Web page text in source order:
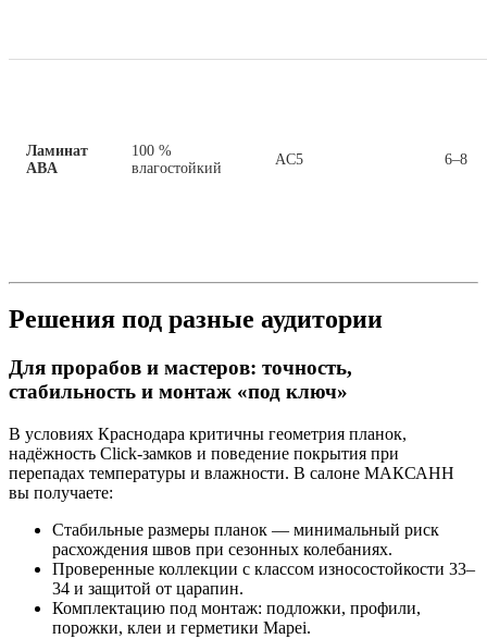
Ламинат
ABA
100 %
влагостойкий
AC5 6–8
Решения под разные аудитории
Для прорабов и мастеров: точность,
стабильность и монтаж «под ключ»
В условиях Краснодара критичны геометрия планок,
надёжность Click‑замков и поведение покрытия при
перепадах температуры и влажности. В салоне МАКСАНН
вы получаете:
Стабильные размеры планок — минимальный риск
расхождения швов при сезонных колебаниях.
Проверенные коллекции с классом износостойкости 33–
34 и защитой от царапин.
Комплектацию под монтаж: подложки, профили,
порожки, клеи и герметики Mapei.